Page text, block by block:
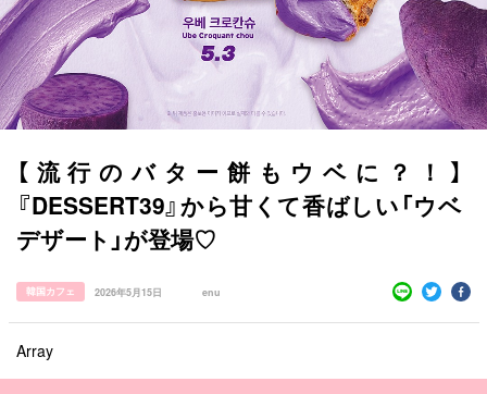
すべての記事
manimani について
カテゴリー一覧
キュレーター一覧
運営会社
利用規約
お問い合わせ
韓国 オルチャン 韓国コスメ 韓国トレンド
韓国旅行 韓国ファッション 韓国アイドル
メイク k-pop コスメ ファッション
kpop トレンド
【流行のバター餅もウベに？！】
『DESSERT39』から甘くて香ばしい「ウベ
デザート」が登場♡
韓国カフェ 2026年5月15日 enu
Array